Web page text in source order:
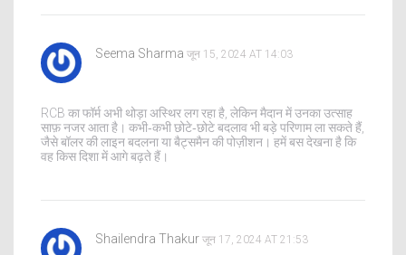
Seema Sharma जून 15, 2024 AT 14:03
RCB का फॉर्म अभी थोड़ा अस्थिर लग रहा है, लेकिन मैदान में उनका उत्साह
साफ़ नजर आता है। कभी‑कभी छोटे‑छोटे बदलाव भी बड़े परिणाम ला सकते हैं,
जैसे बॉलर की लाइन बदलना या बैट्समैन की पोज़ीशन। हमें बस देखना है कि
वह किस दिशा में आगे बढ़ते हैं।
Shailendra Thakur जून 17, 2024 AT 21:53